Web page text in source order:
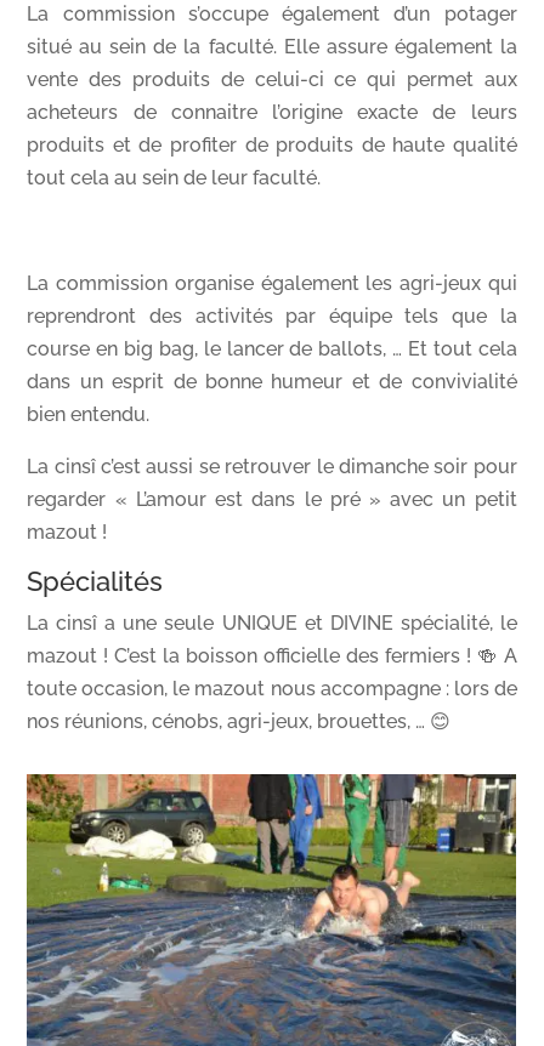
La commission s’occupe également d’un potager
situé au sein de la faculté. Elle assure également la
vente des produits de celui-ci ce qui permet aux
acheteurs de connaitre l’origine exacte de leurs
produits et de profiter de produits de haute qualité
tout cela au sein de leur faculté.
La commission organise également les agri-jeux qui
reprendront des activités par équipe tels que la
course en big bag, le lancer de ballots, … Et tout cela
dans un esprit de bonne humeur et de convivialité
bien entendu.
La cinsî c’est aussi se retrouver le dimanche soir pour
regarder « L’amour est dans le pré » avec un petit
mazout !
Spécialités
La cinsî a une seule UNIQUE et DIVINE spécialité, le
mazout ! C’est la boisson officielle des fermiers ! 🍻 A
toute occasion, le mazout nous accompagne : lors de
nos réunions, cénobs, agri-jeux, brouettes, … 😊